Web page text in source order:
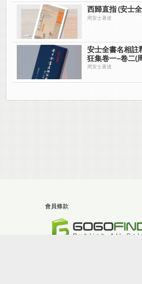
西歸直指 (安士
周安士著述
安士全書名相註
狂集卷一~卷二(
周安士著述
會員條款